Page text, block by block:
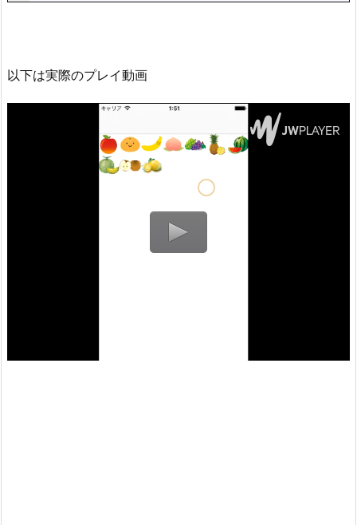
以下は実際のプレイ動画